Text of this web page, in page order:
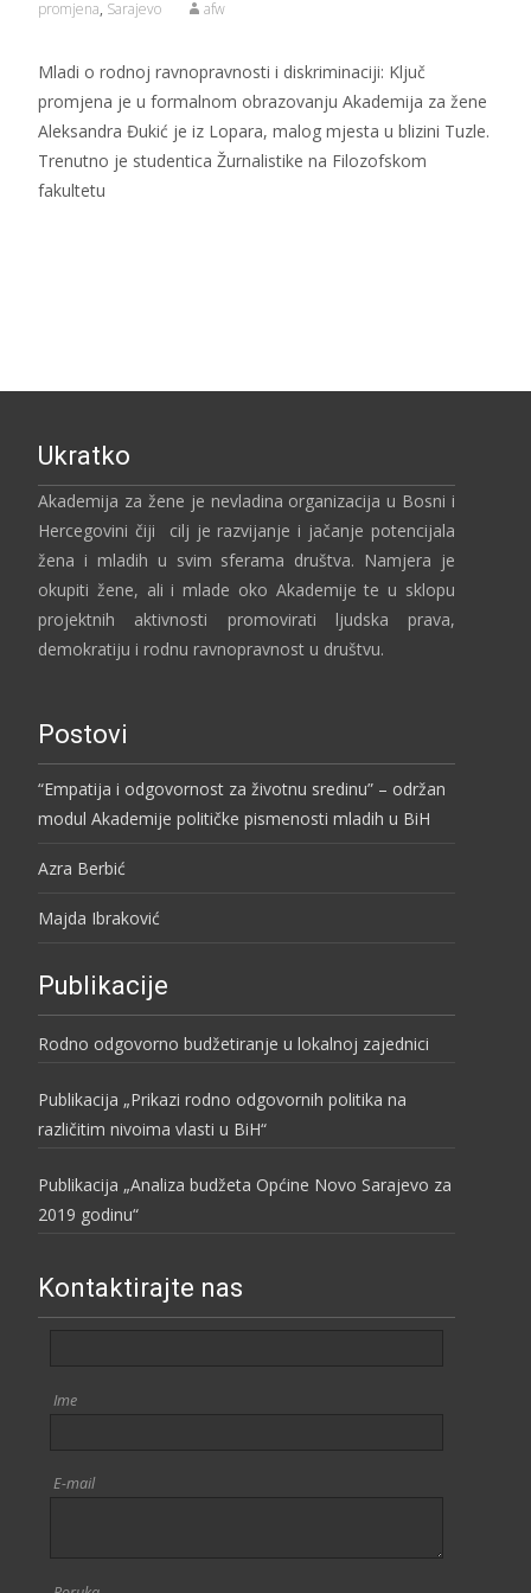
promjena, Sarajevo afw
Mladi o rodnoj ravnopravnosti i diskriminaciji: Ključ
promjena je u formalnom obrazovanju Akademija za žene
Aleksandra Đukić je iz Lopara, malog mjesta u blizini Tuzle.
Trenutno je studentica Žurnalistike na Filozofskom
fakultetu
Ukratko
Akademija za žene je nevladina organizacija u Bosni i
Hercegovini čiji cilj je razvijanje i jačanje potencijala
žena i mladih u svim sferama društva. Namjera je
okupiti žene, ali i mlade oko Akademije te u sklopu
projektnih aktivnosti promovirati ljudska prava,
demokratiju i rodnu ravnopravnost u društvu.
Postovi
“Empatija i odgovornost za životnu sredinu” – održan
modul Akademije političke pismenosti mladih u BiH
Azra Berbić
Majda Ibraković
Publikacije
Rodno odgovorno budžetiranje u lokalnoj zajednici
Publikacija „Prikazi rodno odgovornih politika na
različitim nivoima vlasti u BiH“
Publikacija „Analiza budžeta Općine Novo Sarajevo za
2019 godinu“
Kontaktirajte nas
Ime
E-mail